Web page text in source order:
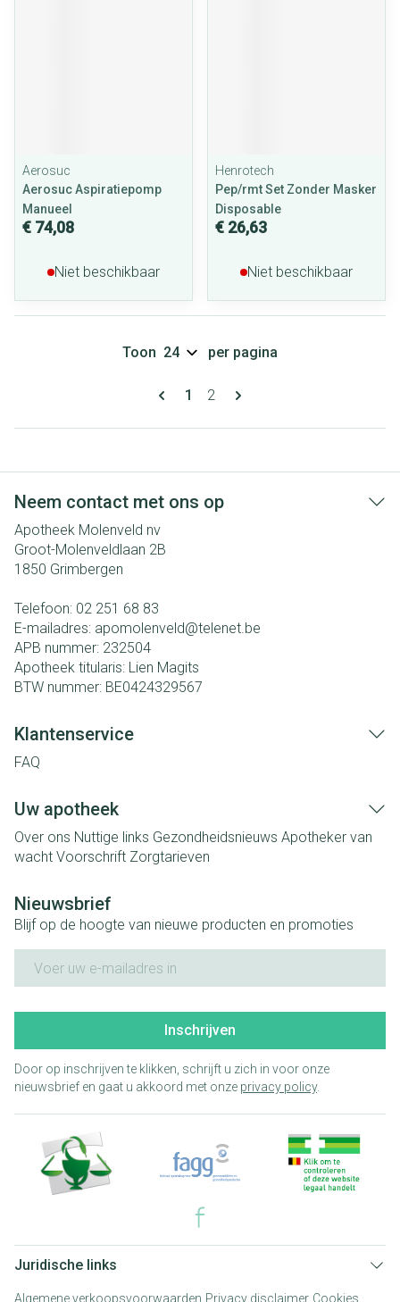
Aerosuc
Aerosuc Aspiratiepomp
Manueel
€ 74,08
Niet beschikbaar
Henrotech
Pep/rmt Set Zonder Masker
Disposable
€ 26,63
Niet beschikbaar
Pagina's
U lees momenteel pagina
1 Pagina
2
Toon per pagina
Neem contact met ons op
Apotheek Molenveld nv
Groot-Molenveldlaan 2B
1850 Grimbergen
Telefoon: 02 251 68 83
E-mailadres: apomolenveld@telenet.be
APB nummer: 232504
Apotheek titularis: Lien Magits
BTW nummer: BE0424329567
Klantenservice
FAQ
Uw apotheek
Over ons Nuttige links Gezondheidsnieuws Apotheker van
wacht Voorschrift Zorgtarieven
Nieuwsbrief
Blijf op de hoogte van nieuwe producten en promoties
Inschrijven
Door op inschrijven te klikken, schrijft u zich in voor onze
nieuwsbrief en gaat u akkoord met onze privacy policy.
Juridische links
Algemene verkoopsvoorwaarden Privacy disclaimer Cookies